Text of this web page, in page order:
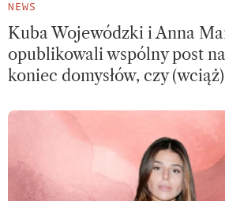
NEWS
Kuba Wojewódzki i Anna
opublikowali wspólny post
koniec domysłów, czy